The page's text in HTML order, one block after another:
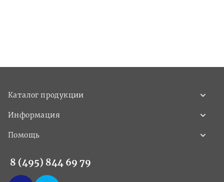
Каталог продукции
Информация
Помощь
8 (495) 844 69 79